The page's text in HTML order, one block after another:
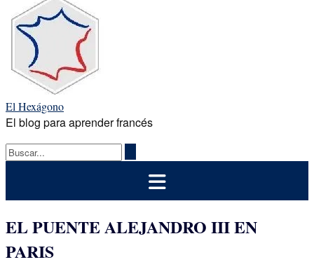
contenido
El Hexágono
El blog para aprender francés
EL PUENTE ALEJANDRO III EN
PARIS